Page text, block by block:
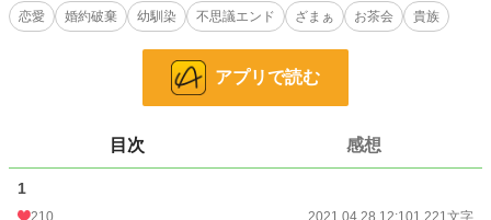
ってもいられなくて……」
マラリアはローズの親友でもあるから、ローズにとって信じられないことだっ
16,089 位 / 66,310 件
お気に入り
恋愛
婚約破棄 幼馴染 不思議エンド ざまぁ お茶会 貴族
アプリで読む
目次 感想
1
210 2021.04.28 12:101,221文字